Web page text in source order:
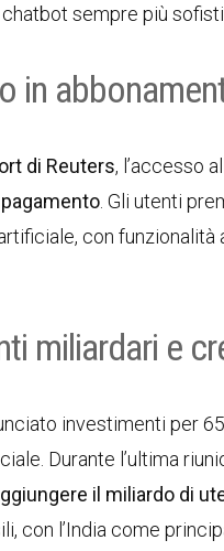
sempre più
in
di Reuters, l’accesso
. Gli utenti
con
miliardari e
investimenti per
Durante l’ultima
il miliardo di
con l’India come